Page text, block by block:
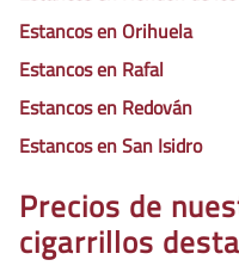
Estancos en Orihuela
Estancos en Rafal
Estancos en Redován
Estancos en San Isidro
Precios de
cigarrillos